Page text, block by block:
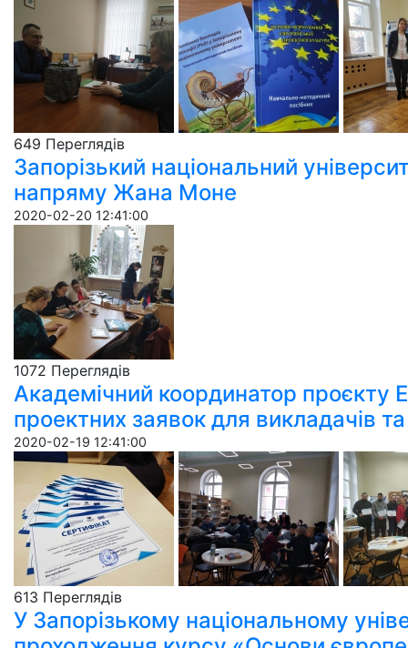
649 Пере­гля­дів
Запорізький національний
напряму Жана Моне
2020-02-20 12:41:00
1072 Пере­гля­дів
Академічний координатор проєкту
проектних заявок для викладачів
2020-02-19 12:41:00
613 Пере­гля­дів
У Запорізькому національному